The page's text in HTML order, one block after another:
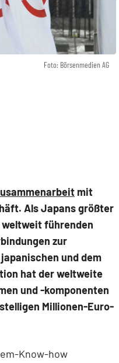
Foto: Börsenmedien AG
mit
Als Japans größter
führenden
zur
und dem
hat der weltweite
und -komponenten
Millionen-Euro-
Know-how